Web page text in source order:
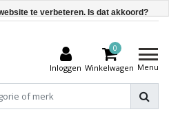
Inloggen
0
Winkelwagen Menu
te verbeteren. Is dat akkoord?